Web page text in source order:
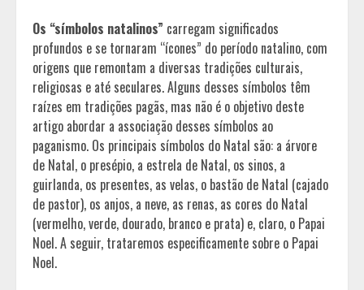
Os “símbolos natalinos” carregam significados
profundos e se tornaram “ícones” do período natalino, com
origens que remontam a diversas tradições culturais,
religiosas e até seculares. Alguns desses símbolos têm
raízes em tradições pagãs, mas não é o objetivo deste
artigo abordar a associação desses símbolos ao
paganismo. Os principais símbolos do Natal são: a árvore
de Natal, o presépio, a estrela de Natal, os sinos, a
guirlanda, os presentes, as velas, o bastão de Natal (cajado
de pastor), os anjos, a neve, as renas, as cores do Natal
(vermelho, verde, dourado, branco e prata) e, claro, o Papai
Noel. A seguir, trataremos especificamente sobre o Papai
Noel.